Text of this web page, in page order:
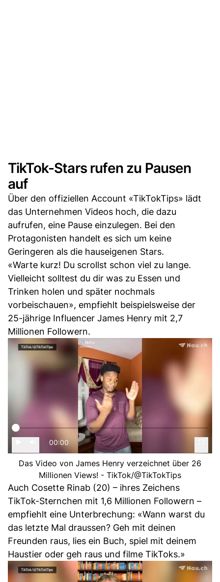
TikTok-Stars rufen zu Pausen
auf
Über den offiziellen Account «TikTokTips» lädt
das Unternehmen Videos hoch, die dazu
aufrufen, eine Pause einzulegen. Bei den
Protagonisten handelt es sich um keine
Geringeren als die hauseigenen Stars.
«Warte kurz! Du scrollst schon viel zu lange.
Vielleicht solltest du dir was zu Essen und
Trinken holen und später nochmals
vorbeischauen», empfiehlt beispielsweise der
25-jährige Influencer James Henry mit 2,7
Millionen Followern.
00:00
Das Video von James Henry verzeichnet über 26
Millionen Views! - TikTok/@TikTokTips
Auch Cosette Rinab (20) – ihres Zeichens
TikTok-Sternchen mit 1,6 Millionen Followern –
empfiehlt eine Unterbrechung: «Wann warst du
das letzte Mal draussen? Geh mit deinen
Freunden raus, lies ein Buch, spiel mit deinem
Haustier oder geh raus und filme TikToks.»